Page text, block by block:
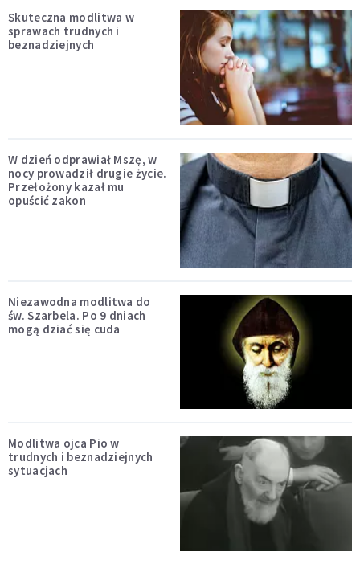
Skuteczna modlitwa w
sprawach trudnych i
beznadziejnych
W dzień odprawiał Mszę, w
nocy prowadził drugie życie.
Przełożony kazał mu
opuścić zakon
Niezawodna modlitwa do
św. Szarbela. Po 9 dniach
mogą dziać się cuda
Modlitwa ojca Pio w
trudnych i beznadziejnych
sytuacjach